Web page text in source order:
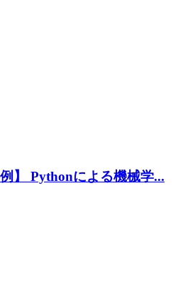
】 Pythonによる機械学...